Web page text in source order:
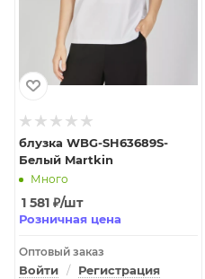
блузка WBG-SH63689S-
Белый Martkin
Много
1 581 ₽/шт
Розничная цена
Оптовый заказ
Войти / Регистрация